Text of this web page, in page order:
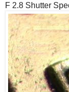
F 2.8 Shutter